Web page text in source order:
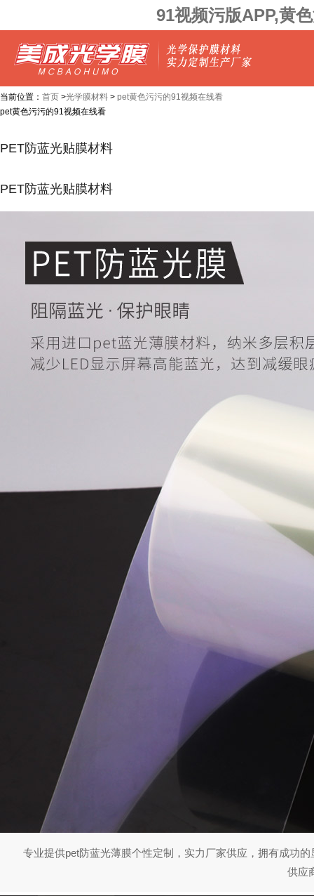
91视频污版APP,黄
当前位置： 首页 >光学膜材料 > pet黄色污污的91视频在线看
pet黄色污污的91视频在线看
PET防蓝光贴膜材料
PET防蓝光贴膜材料
专业提供pet防蓝光薄膜个性定制，实力厂家供应，拥有成
供应商